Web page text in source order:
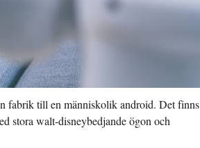
fabrik till en människolik android. Det finns
stora walt-disneybedjande ögon och